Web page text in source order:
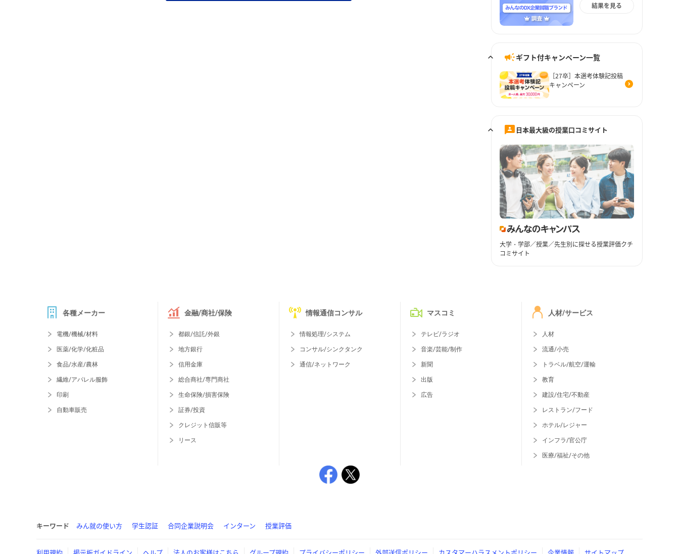
結果を見る
ギフト付キャンペーン一覧
［27卒］本選考体験記投稿
キャンペーン
日本最大級の授業口コミサイト
大学・学部／授業／先生別に探せる授業評価クチ
コミサイト
各種メーカー
電機/機械/材料
医薬/化学/化粧品
食品/水産/農林
繊維/アパレル服飾
印刷
自動車販売
金融/商社/保険
都銀/信託/外銀
地方銀行
信用金庫
総合商社/専門商社
生命保険/損害保険
証券/投資
クレジット信販等
リース
情報通信コンサル
情報処理/システム
コンサル/シンクタンク
通信/ネットワーク
マスコミ
テレビ/ラジオ
音楽/芸能/制作
新聞
出版
広告
人材/サービス
人材
流通/小売
トラベル/航空/運輸
教育
建設/住宅/不動産
レストラン/フード
ホテル/レジャー
インフラ/官公庁
医療/福祉/その他
キーワード みん就の使い方 学生認証 合同企業説明会 インターン 授業評価